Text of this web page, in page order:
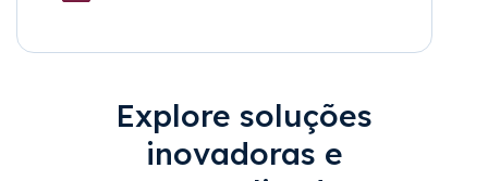
Explore soluções
inovadoras e